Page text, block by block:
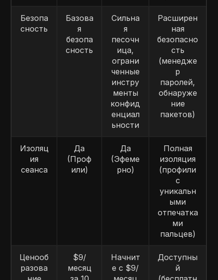
Безопа
сность
Базова
я
безопа
сность
Сильна
я
песочн
ица,
ограни
ченные
инстру
менты
конфид
енциал
ьности
Расширен
ная
безопасно
сть
(менедже
р
паролей,
обнаруже
ние
пакетов)
Изоляц
ия
сеанса
Да
(Проф
или)
Да
(Эфеме
рно)
Полная
изоляция
(профили
с
уникальн
ыми
отпечатка
ми
пальцев)
Ценооб
разова
$9/
месяц
Начнит
е с $9/
Доступны
й